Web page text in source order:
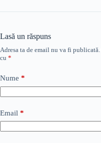
Lasă un răspuns
Adresa ta de email nu va fi publicată.
cu *
Nume *
Email *